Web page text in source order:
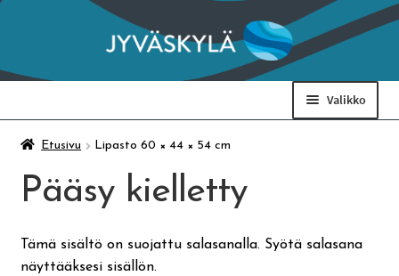
Siirry
navigointiin
Siirry
sisältöön
Valikko
Taidemuseo & Ratamo
Suomen käsityön museo
Skeittihalli
Etusivu Lipasto 60 × 44 × 54 cm
Pääsy kielletty
Tämä sisältö on suojattu salasanalla. Syötä salasana
näyttääksesi sisällön.